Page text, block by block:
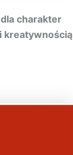
charakter
kreatywnością